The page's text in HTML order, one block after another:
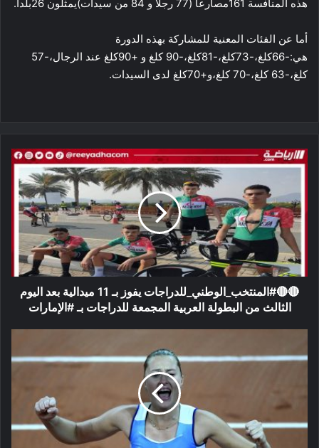
هذه المنافسة 161مصارعا (77 رجلا و 84 من سيدات)يمثلون 26بلدا.
أما عن الفئات المعنية للمشاركة بهذه الدورة
هي:-66كلغ،-73كلغ،-81كلغ،-90 كلغ و +90كلغ عند الرجال،-57
كلغ،-63 كلغ،-70 كلغ،و+70كلغ لدى السيدات.
🔴🔴#المنتخب_الوطني_للدراجات
يفوز
11
ميدالية
بعد
اليوم
الثالث
من
البطولة
العربية
#الإمارات
🔴🔴#المنتخب_الوطني_للدراجات يفوز بـ 11 ميدالية بعد اليوم
الثالث من البطولة العربية المجمعة للدراجات بـ #الإمارات
الفرنسية
ملادينوفيتش